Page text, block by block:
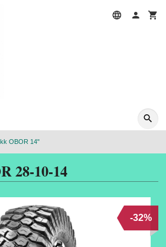
OBOR 14"
28-10-14
-32%